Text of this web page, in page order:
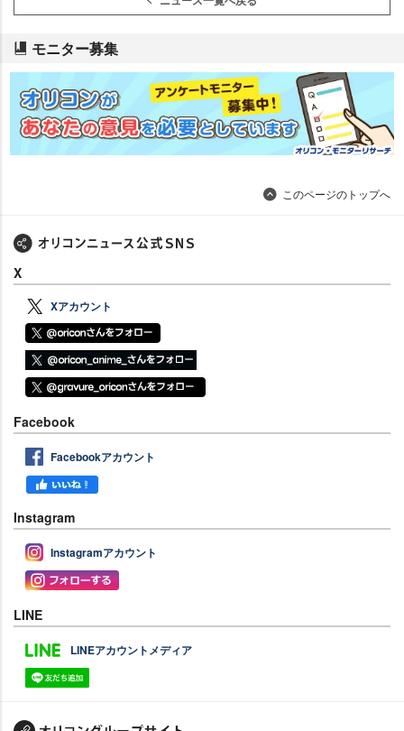
モニター募集
このページのトップへ
X
Xアカウント
Facebook
Facebookアカウント
Instagram
Instagramアカウント
LINE
LINEアカウントメディア